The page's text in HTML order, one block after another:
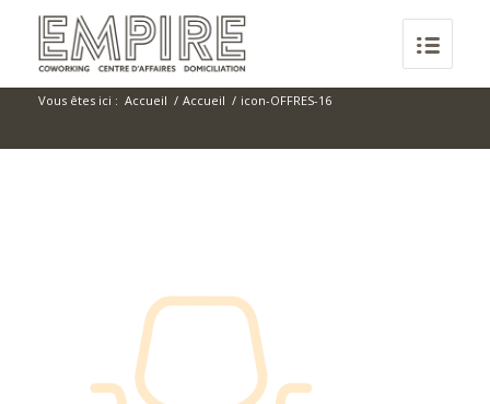
Vous êtes ici : Accueil / Accueil / icon-OFFRES-16